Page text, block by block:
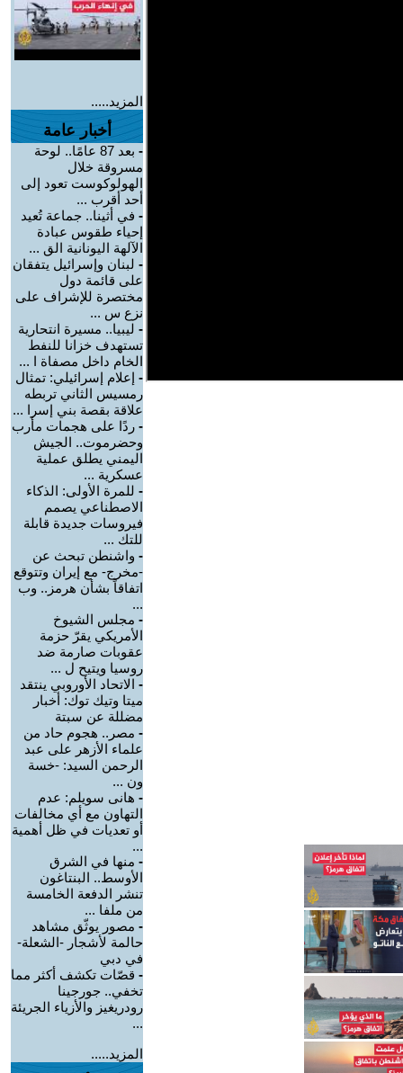
المزيد.....
أخبار عامة
-
بعد 87 عامًا.. لوحة
مسروقة خلال
الهولوكوست تعود إلى
أحد أقرب ...
- في أثينا.. جماعة تُعيد
إحياء طقوس عبادة
الآلهة اليونانية الق ...
- لبنان وإسرائيل يتفقان
على قائمة دول
مختصرة للإشراف على
نزع س ...
- ليبيا.. مسيرة انتحارية
تستهدف خزانا للنفط
الخام داخل مصفاة ا ...
- إعلام إسرائيلي: تمثال
رمسيس الثاني تربطه
علاقة بقصة بني إسرا ...
- ردًا على هجمات مأرب
وحضرموت.. الجيش
اليمني يطلق عملية
عسكرية ...
- للمرة الأولى: الذكاء
الاصطناعي يصمم
فيروسات جديدة قابلة
للتك ...
- واشنطن تبحث عن
-مخرج- مع إيران وتتوقع
اتفاقاً بشأن هرمز.. وب
...
- مجلس الشيوخ
الأمريكي يقرّ حزمة
عقوبات صارمة ضد
روسيا ويتيح ل ...
- الاتحاد الأوروبي ينتقد
ميتا وتيك توك: أخبار
مضللة عن سبتة
- مصر.. هجوم حاد من
علماء الأزهر على عبد
الرحمن السيد: -خسة
ون ...
- هانى سويلم: عدم
التهاون مع أي مخالفات
أو تعديات في ظل أهمية
...
- منها في الشرق
الأوسط.. البنتاغون
تنشر الدفعة الخامسة
من ملفا ...
- مصور يوثّق مشاهد
حالمة لأشجار -الشعلة-
في دبي
- قصّات تكشف أكثر مما
تخفي.. جورجينا
رودريغيز والأزياء الجريئة
...
المزيد.....